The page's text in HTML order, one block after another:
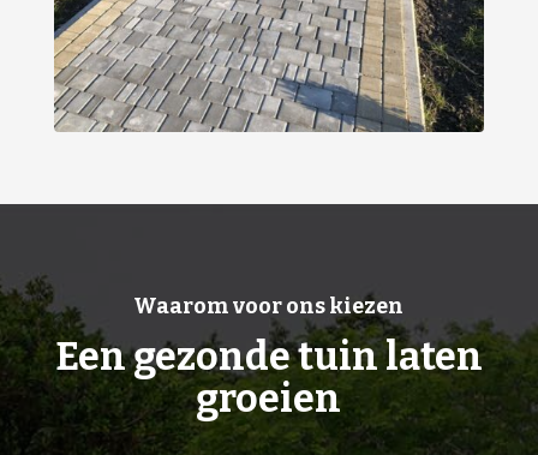
Waarom voor ons kiezen
Een gezonde tuin laten
groeien